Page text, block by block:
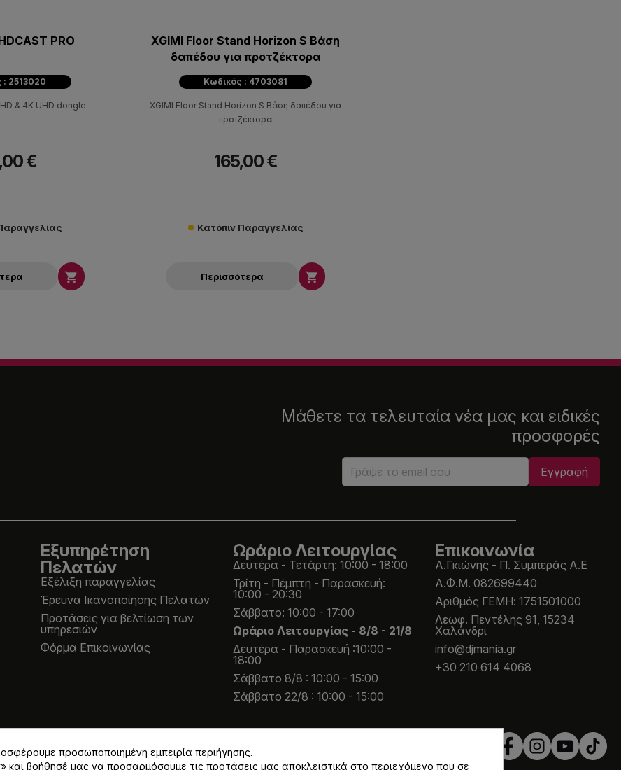
PRO
: 2513020
& 4K UHD dongle
€

XGIMI Floor Stand Horizon S Βάση
δαπέδου για προτζέκτορα
Κωδικός : 4703081
XGIMI Floor Stand Horizon S Βάση δαπέδου για
προτζέκτορα
165,00 €
Κατόπιν Παραγγελίας
Περισσότερα 
Μάθετε τα τελευταία νέα μας και ειδικές
προσφορές
Εξυπηρέτηση
Πελατών
Εξέλιξη παραγγελίας
Έρευνα Ικανοποίησης Πελατών
Προτάσεις για βελτίωση των
υπηρεσιών
Φόρμα Επικοινωνίας
Ωράριο Λειτουργίας
Δευτέρα - Τετάρτη: 10:00 - 18:00
Τρίτη - Πέμπτη - Παρασκευή:
10:00 - 20:30
Σάββατο: 10:00 - 17:00
Ωράριο Λειτουργίας - 8/8 - 21/8
Δευτέρα - Παρασκευή :10:00 -
18:00
Σάββατο 8/8 : 10:00 - 15:00
Σάββατο 22/8 : 10:00 - 15:00
Επικοινωνία
Α.Γκιώνης - Π. Συμπεράς Α.Ε
Α.Φ.Μ. 082699440
Aριθμός ΓΕΜΗ: 1751501000
Λεωφ. Πεντέλης 91, 15234
Χαλάνδρι
info@djmania.gr
+30 210 614 4068
προσωποποιημένη εμπειρία περιήγησης.
και βοήθησέ μας να προσαρμόσουμε τις προτάσεις μας αποκλειστικά στο περιεχόμενο που σε